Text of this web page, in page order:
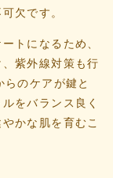
欠です。
トになるため、
紫外線対策も行
のケアが鍵と
をバランス良く
かな肌を育むこ